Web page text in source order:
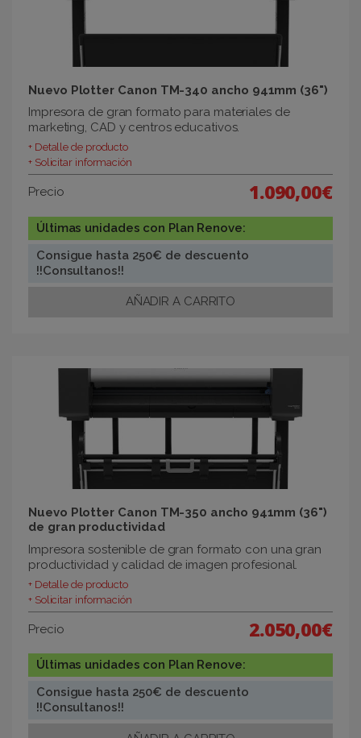
Nuevo Plotter Canon TM-340 ancho 941mm (36")
Impresora de gran formato para materiales de
marketing, CAD y centros educativos.
+ Detalle de producto
+ Solicitar información
Precio 1.090,00€
Últimas unidades con Plan Renove:
Consigue hasta 250€ de descuento
!!Consultanos!!
Nuevo Plotter Canon TM-350 ancho 941mm (36")
de gran productividad
Impresora sostenible de gran formato con una gran
productividad y calidad de imagen profesional.
+ Detalle de producto
+ Solicitar información
Precio 2.050,00€
Últimas unidades con Plan Renove:
Consigue hasta 250€ de descuento
!!Consultanos!!